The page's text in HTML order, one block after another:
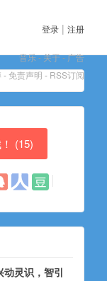
登录 | 注册
音乐-关于-广告
- 免责声明 - RSS订阅
(15)
动灵识，智引